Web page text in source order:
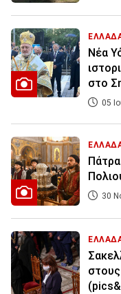
Νέα
στο
05
30